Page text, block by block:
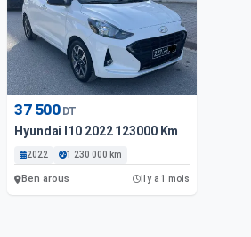
37 500 DT
Hyundai I10 2022 123000 Km
2022 1 230 000 km
Ben arous Il y a 1 mois